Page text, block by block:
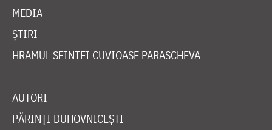
MEDIA
ȘTIRI
HRAMUL SFINTEI CUVIOASE PARASCHEVA
AUTORI
PĂRINȚI DUHOVNICEȘTI